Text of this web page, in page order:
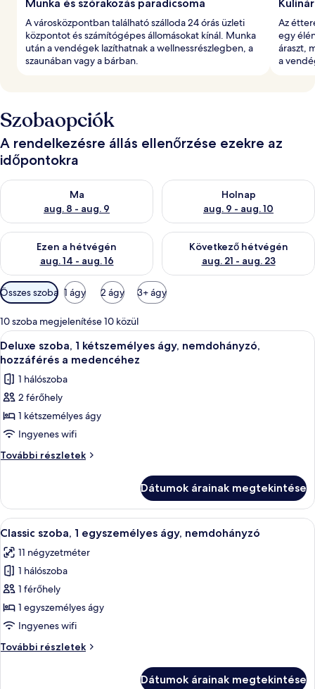
Munka és szórakozás paradicsoma
A városközpontban található szálloda 24 órás üzleti
központot és számítógépes állomásokat kínál. Munka
után a vendégek lazíthatnak a wellnessrészlegben, a
szaunában vagy a bárban.
Az
egy
áraszt,
a
Szobaopciók
A rendelkezésre állás ellenőrzése ezekre az
időpontokra
Ma
aug. 8 - aug. 9
A ma esti rendelkezésre állás ellenőrzése: aug. 8 - aug. 9
Holnap
aug. 9 - aug. 10
A holnapi rendelkezésre állás
Ezen a hétvégén
aug. 14 - aug. 16
A mostani hétvégi rendelkezésre állás ellenőrzése: aug. 14 -
Következő hétvégén
aug. 21 - aug. 23
A következő hétvégi
Szobákhoz
rendelkezésre
álló
szűrők
Összes szoba 1 ágy 2 ágy 3+ ágy
10 szoba megjelenítése 10 közül
A
következő
szoba
összes
képének
megtekintése:
Deluxe
szoba,
ágy,
nemdohányzó,
hozzáférés
a
medencéhez
Egy szállodai szoba, amelyben egy
6
Deluxe szoba, 1 kétszemélyes ágy, nemdohányzó,
hozzáférés a medencéhez
1 hálószoba
2 férőhely
1 kétszemélyes ágy
Ingyenes wifi
További részletek
Deluxe
ágy,
nemdohányzó,
hozzáférés
medencéhez
további
Dátumok árainak megtekintése
A
következő
szoba
összes
képének
megtekintése:
Classic
1
Egy szállodai szoba, amelyben
7
Classic szoba, 1 egyszemélyes ágy, nemdohányzó
11 négyzetméter
1 hálószoba
1 férőhely
1 egyszemélyes ágy
Ingyenes wifi
További részletek
Classic
Dátumok árainak megtekintése